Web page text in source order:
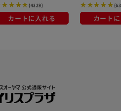
(4329)
カートに入れる カート